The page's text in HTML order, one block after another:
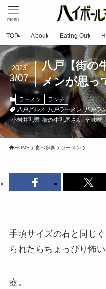
menu
TOP About Eating Out
八戸【街の
メンが思っ
2023
3/07
ラーメン
ランチ
八戸グルメ
八戸ラーメン 八戸ラ
小岩井乳業 街の牛乳屋さん 辛味噌
HOME 食べ歩き ラーメン
手頃サイズの石と同じ
られたらちょっぴり怖い
壺。